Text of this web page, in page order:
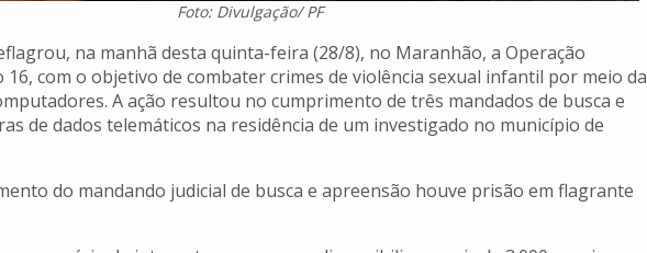
Foto: Divulgação/ PF
na manhã desta quinta-feira (28/8), no Maranhão, a Operação
com o objetivo de combater crimes de violência sexual infantil por meio da
A ação resultou no cumprimento de três mandados de busca e
de dados telemáticos na residência de um investigado no município de
do mandando judicial de busca e apreensão houve prisão em flagrante